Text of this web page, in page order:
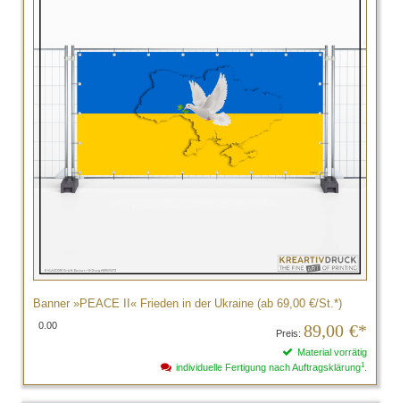
Banner »PEACE II« Frieden in der Ukraine (ab 69,00 €/St.*)
0.00
Preis: 89,00 €*
Material vorrätig
individuelle Fertigung nach Auftragsklärung1